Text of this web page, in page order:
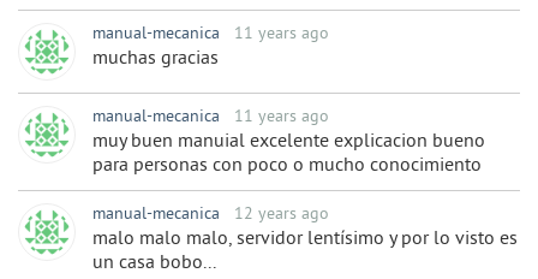
manual-mecanica 11 years ago
muchas gracias
manual-mecanica 11 years ago
muy buen manuial excelente explicacion bueno
para personas con poco o mucho conocimiento
manual-mecanica 12 years ago
malo malo malo, servidor lentísimo y por lo visto es
un casa bobo...